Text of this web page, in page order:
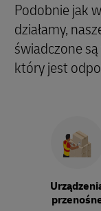
Podobnie jak
działamy,
świadczone
który jest